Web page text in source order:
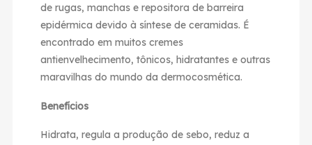
de rugas, manchas e repositora de barreira
epidérmica devido à síntese de ceramidas. É
encontrado em muitos cremes
antienvelhecimento, tônicos, hidratantes e outras
maravilhas do mundo da dermocosmética.
Benefícios
Hidrata, regula a produção de sebo, reduz a